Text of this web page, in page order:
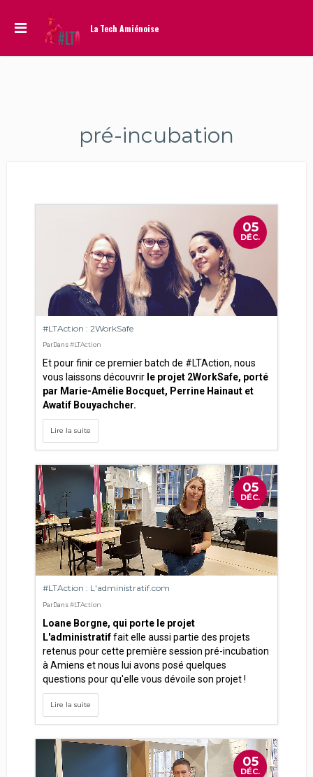
La Tech Amiénoise
pré-incubation
05
DÉC.
#LTAction : 2WorkSafe
ParDans #LTAction
Et pour finir ce premier batch de #LTAction, nous
vous laissons découvrir le projet 2WorkSafe, porté
par Marie-Amélie Bocquet, Perrine Hainaut et
Awatif Bouyachcher.
Lire la suite
05
DÉC.
#LTAction : L'administratif.com
ParDans #LTAction
Loane Borgne, qui porte le projet
L'administratiffait elle aussi partie des projets
retenus pour cette première session pré-incubation
à Amiens et nous lui avons posé quelques
questions pour qu'elle vous dévoile son projet !
Lire la suite
05
DÉC.